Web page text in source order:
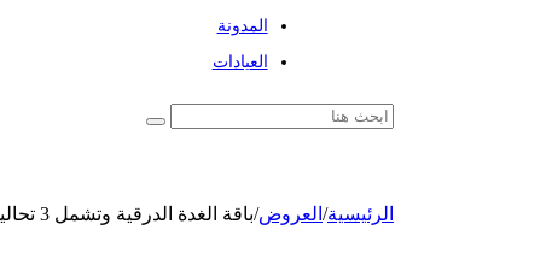
المدونة
العيادات
الرئيسية/ العروض/باقة الغدة الدرقية وتشمل 3 تحاليل